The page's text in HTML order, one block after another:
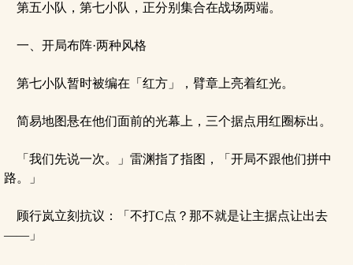
第五小队，第七小队，正分别集合在战场两端。
一、开局布阵·两种风格
第七小队暂时被编在「红方」，臂章上亮着红光。
简易地图悬在他们面前的光幕上，三个据点用红圈标出。
「我们先说一次。」雷渊指了指图，「开局不跟他们拼中
路。」
顾行岚立刻抗议：「不打C点？那不就是让主据点让出去
——」